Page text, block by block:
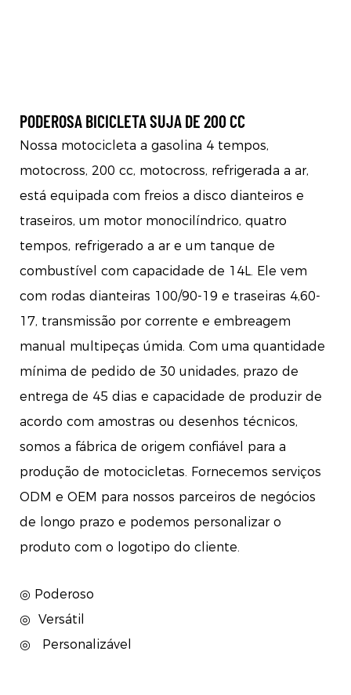
PODEROSA BICICLETA SUJA DE 200 CC
Nossa motocicleta a gasolina 4 tempos,
motocross, 200 cc, motocross, refrigerada a ar,
está equipada com freios a disco dianteiros e
traseiros, um motor monocilíndrico, quatro
tempos, refrigerado a ar e um tanque de
combustível com capacidade de 14L. Ele vem
com rodas dianteiras 100/90-19 e traseiras 4,60-
17, transmissão por corrente e embreagem
manual multipeças úmida. Com uma quantidade
mínima de pedido de 30 unidades, prazo de
entrega de 45 dias e capacidade de produzir de
acordo com amostras ou desenhos técnicos,
somos a fábrica de origem confiável para a
produção de motocicletas. Fornecemos serviços
ODM e OEM para nossos parceiros de negócios
de longo prazo e podemos personalizar o
produto com o logotipo do cliente.
◎ Poderoso
◎ Versátil
◎
Personalizável